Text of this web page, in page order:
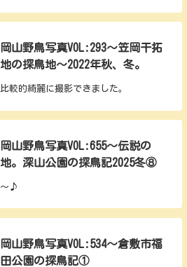
岡山野鳥写真VOL:293～笠岡干拓
地の探鳥地～2022年秋、冬。
比較的綺麗に撮影できました。
岡山野鳥写真VOL:655～伝説の
地。深山公園の探鳥記2025冬⑧
～♪
岡山野鳥写真VOL:534～倉敷市福
田公園の探鳥記①